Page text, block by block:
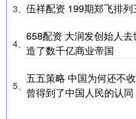
3、 伍祥配资 199期郑飞排
4、
658配资 大润发创始人
造了数千亿商业帝国
5、
五五策略 中国为何还不
曾得到了中国人民的认